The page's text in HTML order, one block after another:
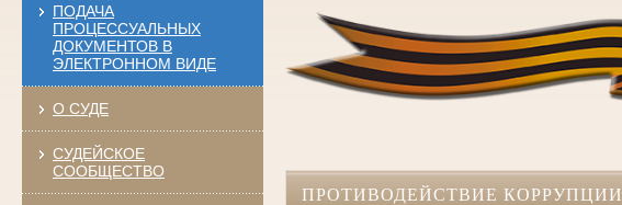
ПОДАЧА
ПРОЦЕССУАЛЬНЫХ
ДОКУМЕНТОВ В
ЭЛЕКТРОННОМ ВИДЕ
О СУДЕ
СУДЕЙСКОЕ
СООБЩЕСТВО
ПРОТИВОДЕЙСТВИЕ КОРРУПЦИИ